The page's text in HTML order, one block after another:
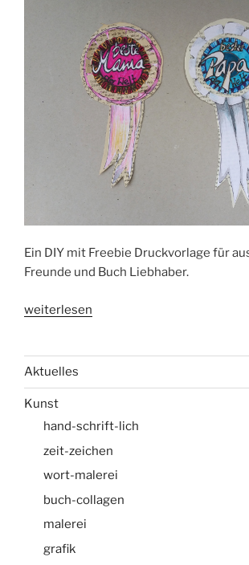
Ein DIY mit Freebie Druckvorlage für
Freunde und Buch Liebhaber.
„Für
Gold-
Medaille
aus
Papier
basteln.“
weiterlesen
Aktuelles
Kunst
hand-schrift-lich
zeit-zeichen
wort-malerei
buch-collagen
malerei
grafik